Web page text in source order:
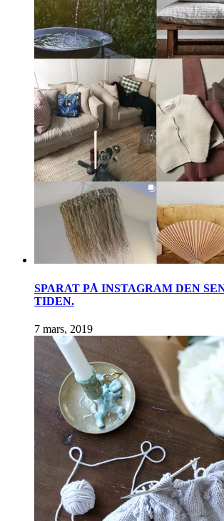
SPARAT PÅ INSTAGRAM DEN
TIDEN.
7 mars, 2019